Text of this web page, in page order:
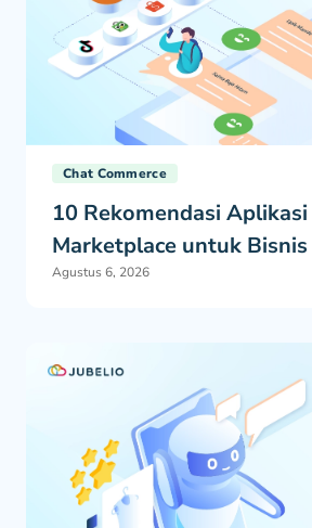
Chat Commerce
10 Rekomendasi
Marketplace untuk Bisnis
Agustus 6, 2026